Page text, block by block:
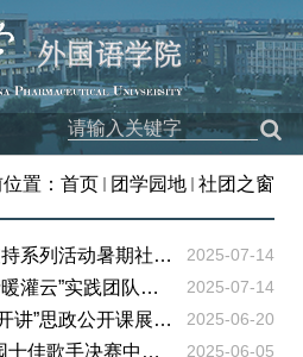
置： 首页 团学园地 社团之窗
“因为有你”罕见病患儿支持系列活动暑期社会实践走进中大医院 2025-07-14
外国语学院“药润童心·情暖灌云”实践团队暑期支教夏令营开启 2025-07-14
外国语学院学子在“马上开讲”思政公开课展示活动中荣获特等奖 2025-06-20
我院学子在第十九届校园十佳歌手决赛中荣获佳绩 2025-06-05